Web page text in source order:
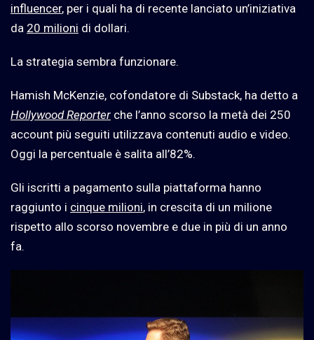
influencer, per i quali ha di recente lanciato un’iniziativa
da 20 milioni di dollari.
La strategia sembra funzionare.
Hamish McKenzie, cofondatore di Substack, ha detto a
Hollywood Reporter che l’anno scorso la metà dei 250
account più seguiti utilizzava contenuti audio e video.
Oggi la percentuale è salita all’82%.
Gli iscritti a pagamento sulla piattaforma hanno
raggiunto i cinque milioni, in crescita di un milione
rispetto allo scorso novembre e due in più di un anno
fa.